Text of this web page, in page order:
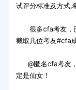
试评分标准及方式,
很多cfa考友，已
截取几位考友#cfa
@匿名cfa考友，
定是仙女！